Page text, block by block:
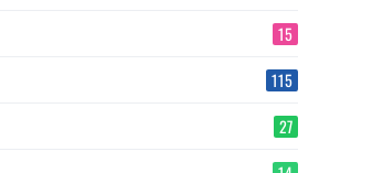
15
115
27